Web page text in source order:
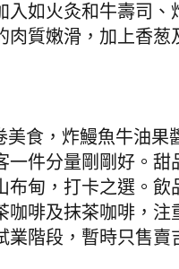
入如火灸和牛壽司
肉質嫩滑，加上香葱
美食，炸鰻魚牛油
一件分量剛剛好。
布甸，打卡之選。
咖啡及抹茶咖啡，
業階段，暫時只售